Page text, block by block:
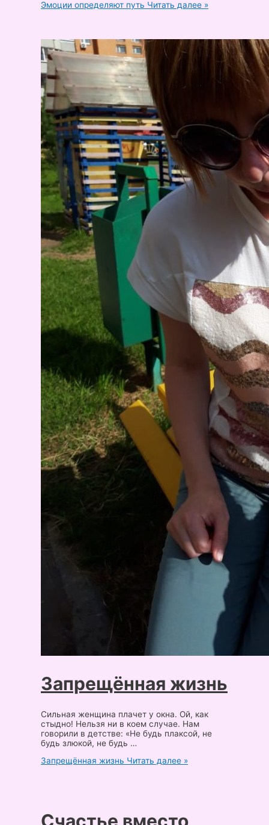
Эмоции определяют путь Читать далее »
Запрещённая жизнь
Сильная женщина плачет у окна. Ой, как
стыдно! Нельзя ни в коем случае. Нам
говорили в детстве: «Не будь плаксой, не
будь злюкой, не будь …
Запрещённая жизнь Читать далее »